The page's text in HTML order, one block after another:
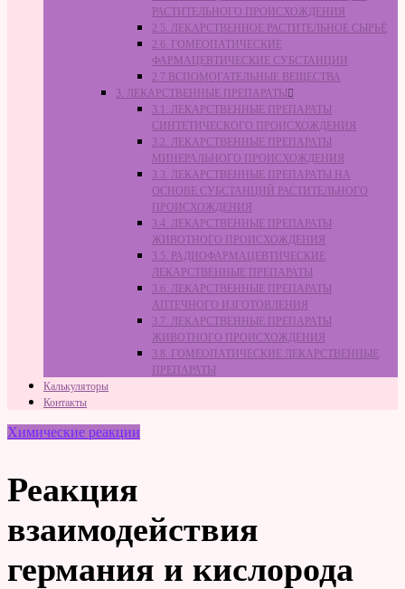
РАСТИТЕЛЬНОГО ПРОИСХОЖДЕНИЯ
2.5. ЛЕКАРСТВЕННОЕ РАСТИТЕЛЬНОЕ СЫРЬЁ
2.6. ГОМЕОПАТИЧЕСКИЕ
ФАРМАЦЕВТИЧЕСКИЕ СУБСТАНЦИИ
2.7 ВСПОМОГАТЕЛЬНЫЕ ВЕЩЕСТВА
3. ЛЕКАРСТВЕННЫЕ ПРЕПАРАТЫ
3.1. ЛЕКАРСТВЕННЫЕ ПРЕПАРАТЫ
СИНТЕТИЧЕСКОГО ПРОИСХОЖДЕНИЯ
3.2. ЛЕКАРСТВЕННЫЕ ПРЕПАРАТЫ
МИНЕРАЛЬНОГО ПРОИСХОЖДЕНИЯ
3.3. ЛЕКАРСТВЕННЫЕ ПРЕПАРАТЫ НА
ОСНОВЕ СУБСТАНЦИЙ РАСТИТЕЛЬНОГО
ПРОИСХОЖДЕНИЯ
3.4. ЛЕКАРСТВЕННЫЕ ПРЕПАРАТЫ
ЖИВОТНОГО ПРОИСХОЖДЕНИЯ
3.5. РАДИОФАРМАЦЕВТИЧЕСКИЕ
ЛЕКАРСТВЕННЫЕ ПРЕПАРАТЫ
3.6. ЛЕКАРСТВЕННЫЕ ПРЕПАРАТЫ
АПТЕЧНОГО ИЗГОТОВЛЕНИЯ
3.7. ЛЕКАРСТВЕННЫЕ ПРЕПАРАТЫ
ЖИВОТНОГО ПРОИСХОЖДЕНИЯ
3.8. ГОМЕОПАТИЧЕСКИЕ ЛЕКАРСТВЕННЫЕ
ПРЕПАРАТЫ
Калькуляторы
Контакты
Химические реакции
Реакция
взаимодействия
германия и кислорода